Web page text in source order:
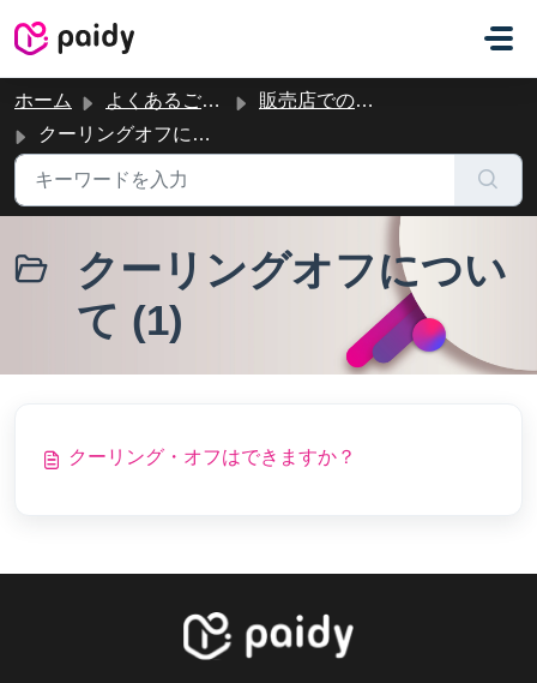
ホーム よくあるご質問
販売店でのご利用やキャンセル
クーリングオフについて
クーリングオフについ
て (1)
クーリング・オフはできますか？